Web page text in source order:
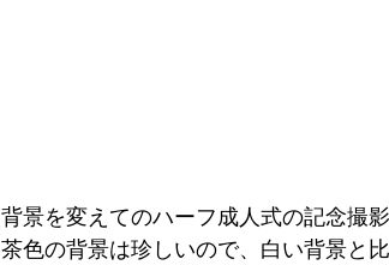
背景を変えてのハーフ成人式の記念撮影
茶色の背景は珍しいので、白い背景と